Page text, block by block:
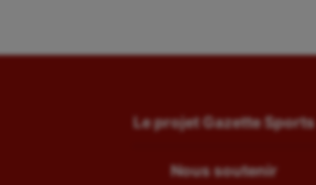
Le projet Gazette Sports
Nous soutenir